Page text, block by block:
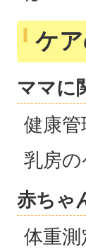
ケ
ママに
健康
乳房
赤ちゃ
体重